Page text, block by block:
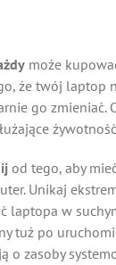
może
że twój laptop
go zmieniać.
od tego, aby
Unikaj
w
tuż po
zasoby